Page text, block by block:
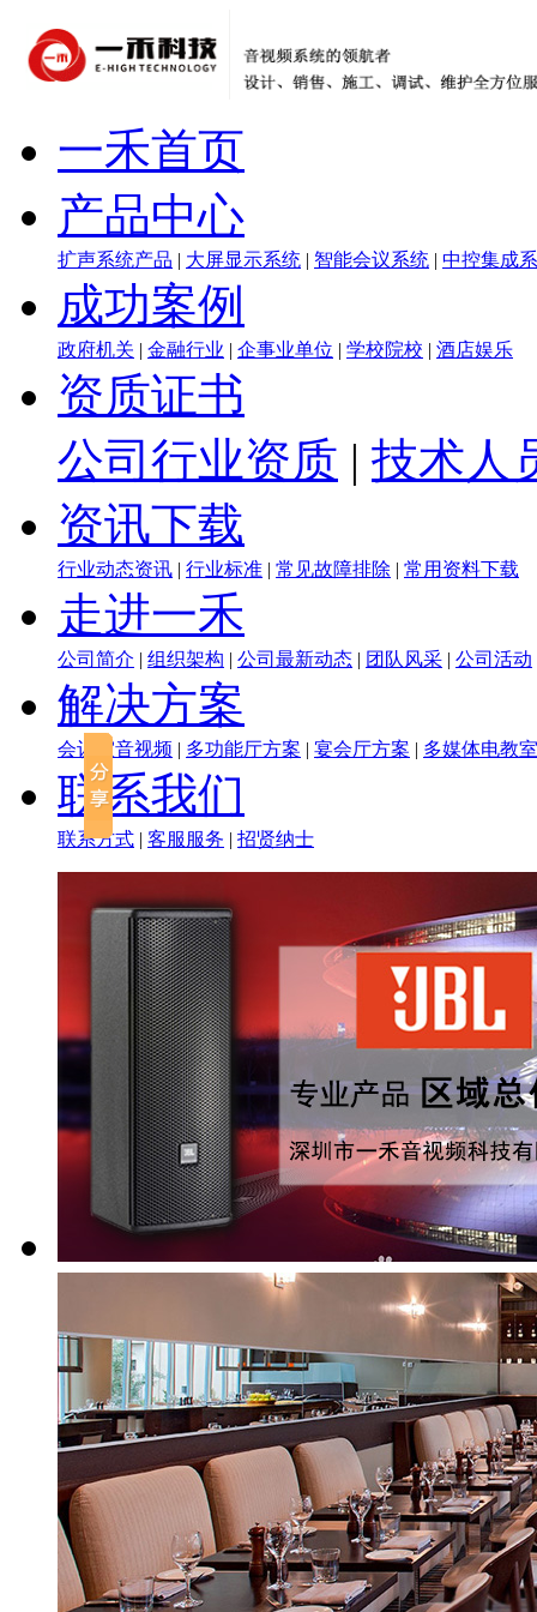
一禾首页
产品中心
扩声系统产品 | 大屏显示系统 | 智能会议系统 | 中控集成
成功案例
政府机关 | 金融行业 | 企事业单位 | 学校院校 | 酒店娱乐
资质证书
公司行业资质 | 技术人
资讯下载
行业动态资讯 | 行业标准 | 常见故障排除 | 常用资料下载
走进一禾
公司简介 | 组织架构 | 公司最新动态 | 团队风采 | 公司活动
解决方案
会议室音视频 | 多功能厅方案 | 宴会厅方案 | 多媒体电教室
联系我们
联系方式 | 客服服务 | 招贤纳士